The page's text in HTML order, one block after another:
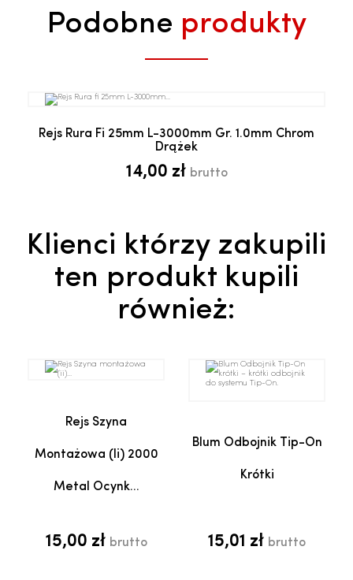
Podobne produkty
Rejs Rura Fi 25mm L-3000mm Gr. 1.0mm Chrom
Drążek
14,00 zł brutto
Klienci którzy zakupili
ten produkt kupili
również:
Rejs Szyna
Montażowa (ii) 2000
Metal Ocynk...
15,00 zł brutto
Blum Odbojnik Tip-On
Krótki
15,01 zł brutto